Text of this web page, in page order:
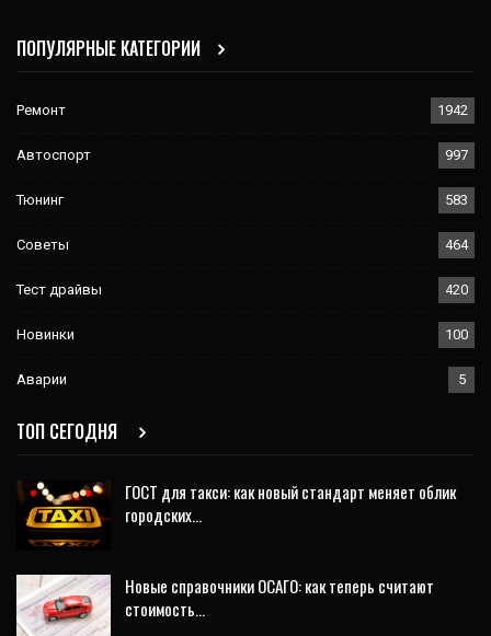
ПОПУЛЯРНЫЕ КАТЕГОРИИ
Ремонт 1942
Автоспорт 997
Тюнинг 583
Советы 464
Тест драйвы 420
Новинки 100
Аварии 5
ТОП СЕГОДНЯ
ГОСТ для такси: как новый стандарт меняет облик
городских…
Новые справочники ОСАГО: как теперь считают
стоимость…